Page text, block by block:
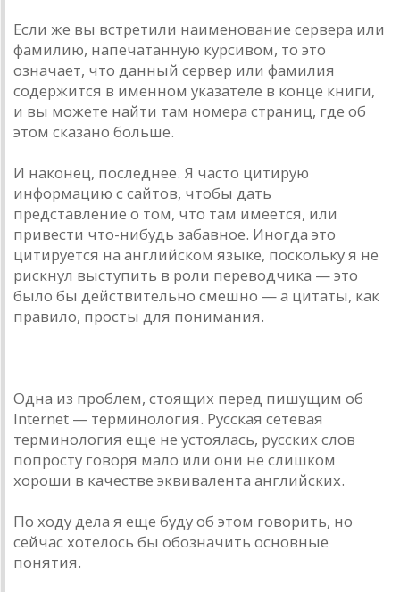
Если же вы встретили наименование сервера или
фамилию, напечатанную курсивом, то это
означает, что данный сервер или фамилия
содержится в именном указателе в конце книги,
и вы можете найти там номера страниц, где об
этом сказано больше.
И наконец, последнее. Я часто цитирую
информацию с сайтов, чтобы дать
представление о том, что там имеется, или
привести что-нибудь забавное. Иногда это
цитируется на английском языке, поскольку я не
рискнул выступить в роли переводчика — это
было бы действительно смешно — а цитаты, как
правило, просты для понимания.
Одна из проблем, стоящих перед пишущим об
Internet — терминология. Русская сетевая
терминология еще не устоялась, русских слов
попросту говоря мало или они не слишком
хороши в качестве эквивалента английских.
По ходу дела я еще буду об этом говорить, но
сейчас хотелось бы обозначить основные
понятия.